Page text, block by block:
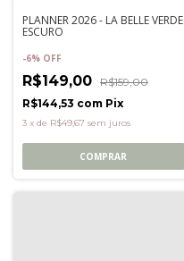
PLANNER 2026 - LA BELLE VERDE
ESCURO
-6% OFF
R$149,00 R$159,00
R$144,53 com Pix
3 x de R$49,67 sem juros
COMPRAR